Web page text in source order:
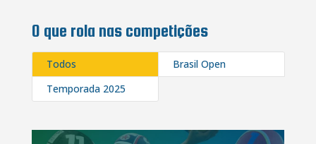
O que rola nas competições
Todos
Brasil Open
Temporada 2025